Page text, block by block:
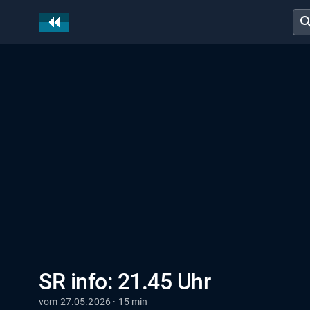
SR info: 21.45 Uhr
vom 27.05.2026 · 15 min